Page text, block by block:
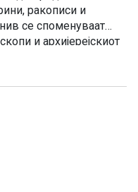
ракописи и
се споменуваат
и архијерејскиот
договор од 1913
под власта на